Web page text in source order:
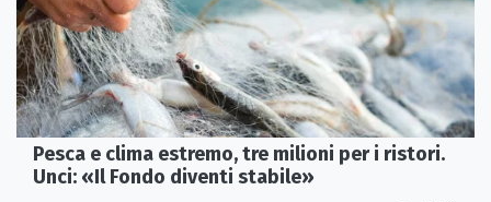
Pesca e clima estremo, tre milioni per i ristori.
Unci: «Il Fondo diventi stabile»